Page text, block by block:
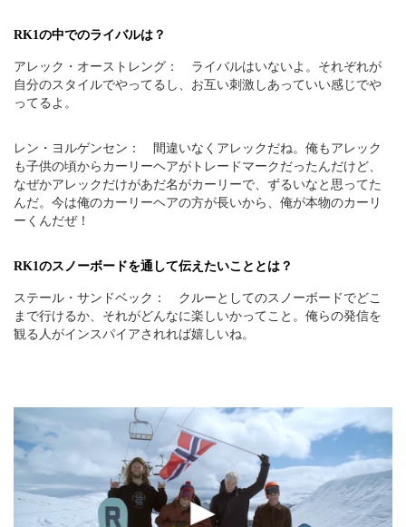
RK1の中でのライバルは？
アレック・オーストレング： ライバルはいないよ。それぞれが
自分のスタイルでやってるし、お互い刺激しあっていい感じでや
ってるよ。
レン・ヨルゲンセン： 間違いなくアレックだね。俺もアレック
も子供の頃からカーリーヘアがトレードマークだったんだけど、
なぜかアレックだけがあだ名がカーリーで、ずるいなと思ってた
んだ。今は俺のカーリーヘアの方が長いから、俺が本物のカーリ
ーくんだぜ！
RK1のスノーボードを通して伝えたいこととは？
ステール・サンドベック： クルーとしてのスノーボードでどこ
まで行けるか、それがどんなに楽しいかってこと。俺らの発信を
観る人がインスパイアされれば嬉しいね。